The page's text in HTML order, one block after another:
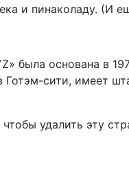
и пинаколаду. (И
была основана в
Готэм-сити, имеет
чтобы удалить эту